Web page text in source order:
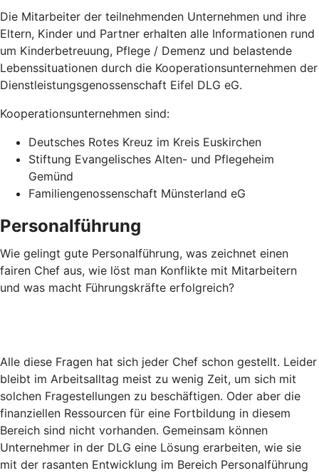
Die Mitarbeiter der teilnehmenden Unternehmen und ihre
Eltern, Kinder und Partner erhalten alle Informationen rund
um Kinderbetreuung, Pflege / Demenz und belastende
Lebenssituationen durch die Kooperationsunternehmen der
Dienstleistungsgenossenschaft Eifel DLG eG.
Kooperationsunternehmen sind:
Deutsches Rotes Kreuz im Kreis Euskirchen
Stiftung Evangelisches Alten- und Pflegeheim
Gemünd
Familiengenossenschaft Münsterland eG
Personalführung
Wie gelingt gute Personalführung, was zeichnet einen
fairen Chef aus, wie löst man Konflikte mit Mitarbeitern
und was macht Führungskräfte erfolgreich?
Alle diese Fragen hat sich jeder Chef schon gestellt. Leider
bleibt im Arbeitsalltag meist zu wenig Zeit, um sich mit
solchen Fragestellungen zu beschäftigen. Oder aber die
finanziellen Ressourcen für eine Fortbildung in diesem
Bereich sind nicht vorhanden. Gemeinsam können
Unternehmer in der DLG eine Lösung erarbeiten, wie sie
mit der rasanten Entwicklung im Bereich Personalführung